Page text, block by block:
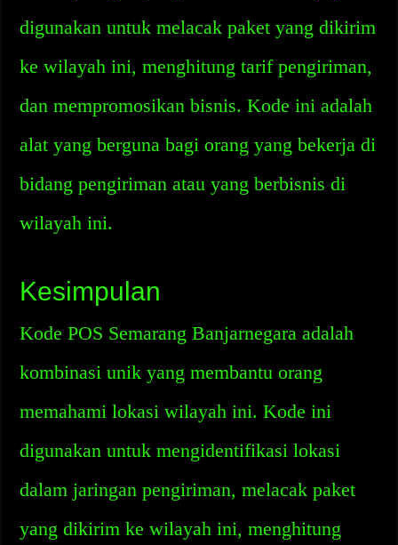
digunakan untuk melacak paket yang dikirim
ke wilayah ini, menghitung tarif pengiriman,
dan mempromosikan bisnis. Kode ini adalah
alat yang berguna bagi orang yang bekerja di
bidang pengiriman atau yang berbisnis di
wilayah ini.
Kesimpulan
Kode POS Semarang Banjarnegara adalah
kombinasi unik yang membantu orang
memahami lokasi wilayah ini. Kode ini
digunakan untuk mengidentifikasi lokasi
dalam jaringan pengiriman, melacak paket
yang dikirim ke wilayah ini, menghitung